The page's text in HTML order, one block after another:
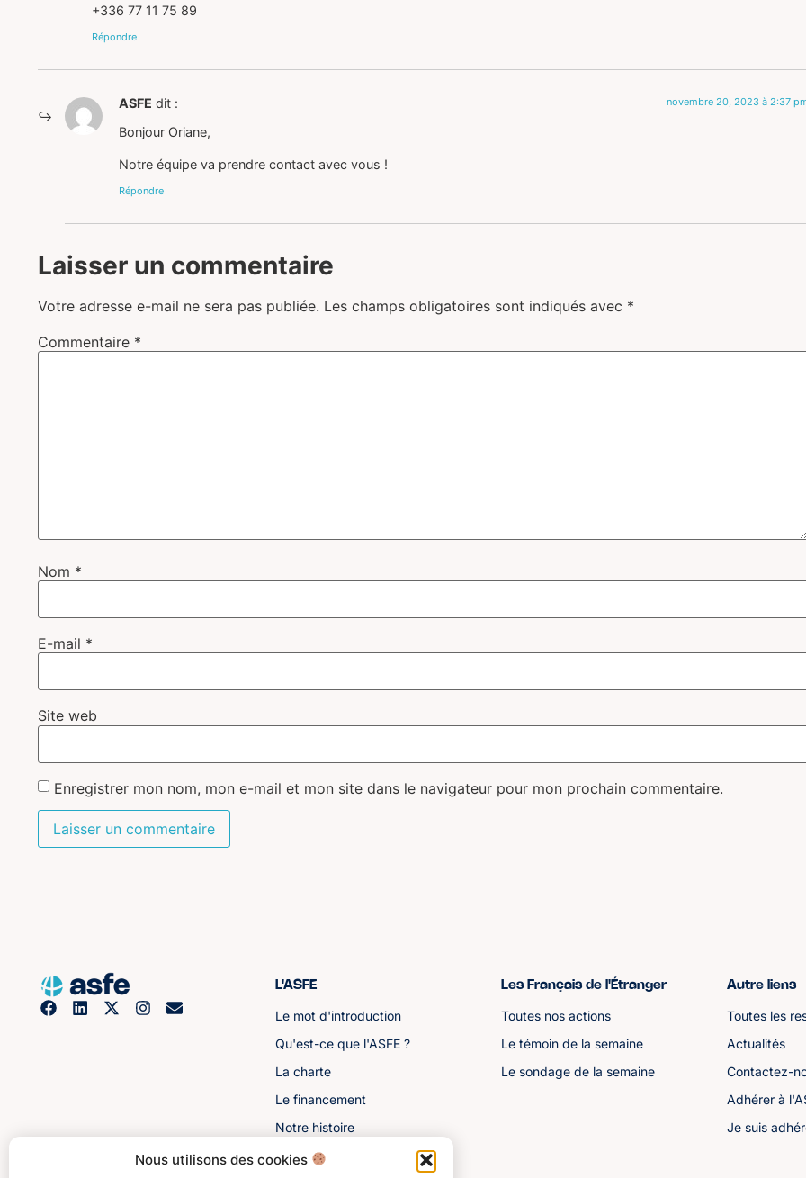
Nous utilisons des cookies
+336 77 11 75 89
Répondre
ASFE dit : novembre 20, 2023 à 2:37
Bonjour Oriane,
Notre équipe va prendre contact avec vous !
Répondre
Laisser un commentaire
Votre adresse e-mail ne sera pas publiée. Les champs obligatoires sont indiqués avec *
Commentaire *
Nom *
E-mail *
Site web
Enregistrer mon nom, mon e-mail et mon site dans le navigateur pour mon prochain commentaire.
L'ASFE
Le mot d'introduction
Qu'est-ce que l'ASFE ?
La charte
Le financement
Notre histoire
Les sénateurs
Les Français de l'Étranger
Toutes nos actions
Le témoin de la semaine
Le sondage de la semaine
Autre liens
Toutes les
Actualités
Contactez-
Adhérer à
Je suis